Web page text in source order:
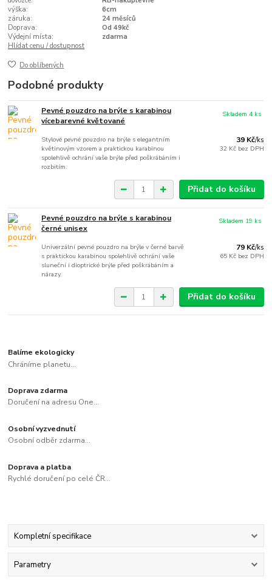
výška:
6cm
záruka:
24 měsíců
Doprava:
Od 49kč
Výdejní místa:
zdarma
Hlídat cenu / dostupnost
Do oblíbených
Podobné produkty
Pevné pouzdro na brýle s karabinou
vícebarevné květované
Stylové pevné pouzdro na brýle s elegantním
květinovým vzorem a praktickou karabinou
spolehlivě ochrání vaše brýle před poškrábáním i
rozbitím.
39 Kč/ks
32 Kč bez DPH
Skladem 4 ks
Přidat do košíku
Pevné pouzdro na brýle s karabinou
černé unisex
Univerzální pevné pouzdro na brýle v černé barvě
s praktickou karabinou spolehlivě ochrání vaše
sluneční i dioptrické brýle před poškrábáním a
nárazy.
79 Kč/ks
65 Kč bez DPH
Skladem 19 ks
Přidat do košíku
Balíme ekologicky
Chráníme planetu...
Doprava zdarma
Doručení na adresu One...
Osobní vyzvednutí
Osobní odběr zdarma...
Doprava a platba
Rychlé doručení po celé ČR...
Kompletní specifikace
Parametry